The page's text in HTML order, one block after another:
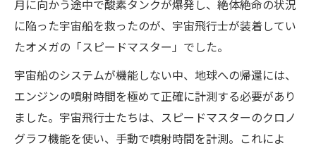
月に向かう途中で酸素タンクが爆発し、絶体絶命の状況
に陥った宇宙船を救ったのが、宇宙飛行士が装着してい
たオメガの「スピードマスター」でした。
宇宙船のシステムが機能しない中、地球への帰還には、
エンジンの噴射時間を極めて正確に計測する必要があり
ました。宇宙飛行士たちは、スピードマスターのクロノ
グラフ機能を使い、手動で噴射時間を計測。これによ